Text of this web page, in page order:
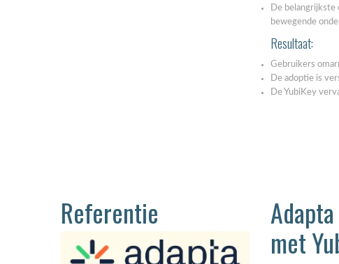
De belangrijkste
bewegende
Resultaat:
Gebruikers
De adoptie is
De YubiKey
Referentie
met